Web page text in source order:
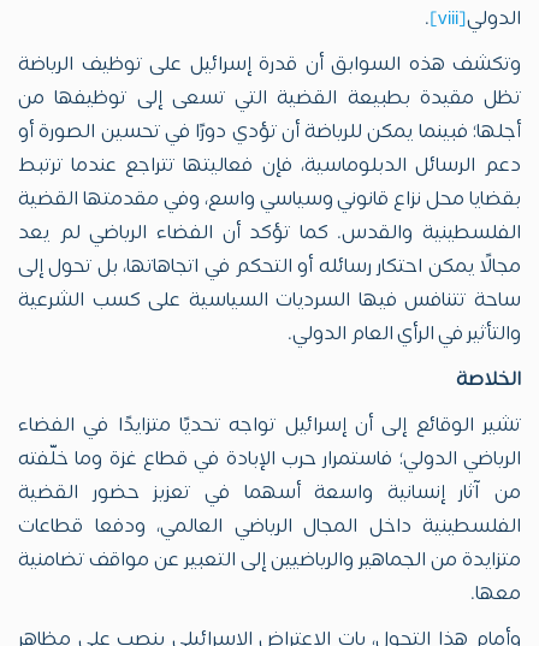
الدولي[viii]
.
وتكشف هذه السوابق أن قدرة إسرائيل على توظيف الرياضة
تظل مقيدة بطبيعة القضية التي تسعى إلى توظيفها من
أجلها؛ فبينما يمكن للرياضة أن تؤدي دورًا في تحسين الصورة أو
دعم الرسائل الدبلوماسية، فإن فعاليتها تتراجع عندما ترتبط
بقضايا محل نزاع قانوني وسياسي واسع، وفي مقدمتها القضية
الفلسطينية والقدس. كما تؤكد أن الفضاء الرياضي لم يعد
مجالًا يمكن احتكار رسائله أو التحكم في اتجاهاتها، بل تحول إلى
ساحة تتنافس فيها السرديات السياسية على كسب الشرعية
والتأثير في الرأي العام الدولي.
الخلاصة
تشير الوقائع إلى أن إسرائيل تواجه تحديًا متزايدًا في الفضاء
الرياضي الدولي؛ فاستمرار حرب الإبادة في قطاع غزة وما خلّفته
من آثار إنسانية واسعة أسهما في تعزيز حضور القضية
الفلسطينية داخل المجال الرياضي العالمي، ودفعا قطاعات
متزايدة من الجماهير والرياضيين إلى التعبير عن مواقف تضامنية
معها.
وأمام هذا التحول، بات الاعتراض الإسرائيلي ينصب على مظاهر